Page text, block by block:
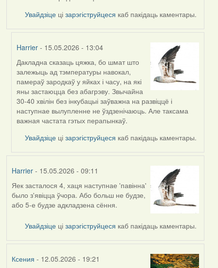
Увайдзіце цізарэгіструйцеся каб пакідаць каментары.
Harrier - 15.05.2026 - 13:04
In
reply
to
by
Burry
Дакладна сказаць цяжка, бо шмат што
залежыць ад тэмпературы навокал,
памераў зародкаў у яйках і часу, на які
яны застаюцца без абагрэву. Звычайна
30-40 хвілін без інкубацыі заўважна на развіццё і
наступнае вылупленне не ўздзенічаюць. Але таксама
важная частата гэтых перапынкаў.
Увайдзіце цізарэгіструйцеся каб пакідаць каментары.
Harrier- 15.05.2026 - 09:11
Яек засталося 4, хаця наступнае 'павінна'
было з'явіцца ўчора. Або больш не будзе,
або 5-е будзе адкладзена сёння.
Увайдзіце цізарэгіструйцеся каб пакідаць каментары.
Ксения - 12.05.2026 - 19:21